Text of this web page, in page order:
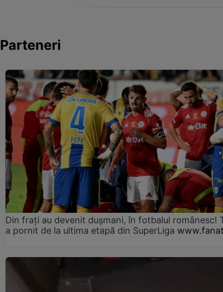
Parteneri
Din frați au devenit dușmani, în fotbalul românesc!
a pornit de la ultima etapă din SuperLiga